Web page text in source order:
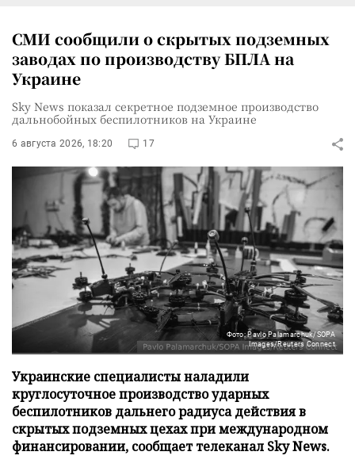
СМИ сообщили о скрытых подземных
заводах по производству БПЛА на
Украине
Sky News показал секретное подземное производство
дальнобойных беспилотников на Украине
6 августа 2026, 18:20 17
Фото: Pavlo Palamarchuk/SOPA
Images/Reuters Connect
Украинские специалисты наладили
круглосуточное производство ударных
беспилотников дальнего радиуса действия в
скрытых подземных цехах при международном
финансировании, сообщает телеканал Sky News.